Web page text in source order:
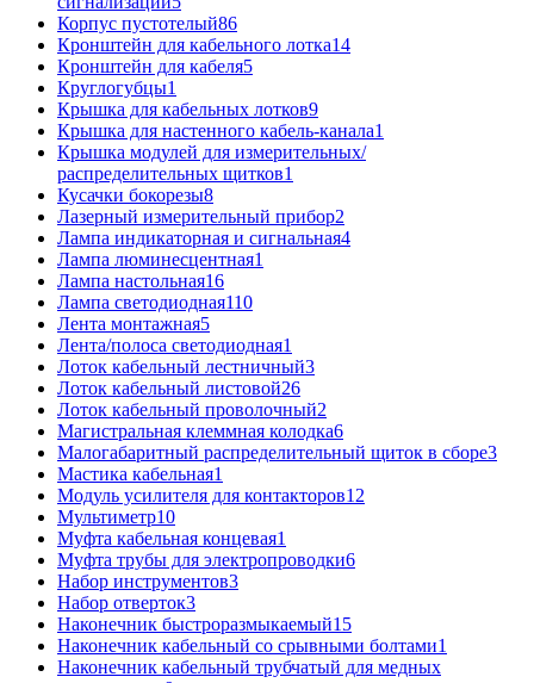
Корпус пустотелый86
Кронштейн для кабельного лотка14
Кронштейн для кабеля5
Круглогубцы1
Крышка для кабельных лотков9
Крышка для настенного кабель-канала1
Крышка модулей для измерительных/
распределительных щитков1
Кусачки бокорезы8
Лазерный измерительный прибор2
Лампа индикаторная и сигнальная4
Лампа люминесцентная1
Лампа настольная16
Лампа светодиодная110
Лента монтажная5
Лента/полоса светодиодная1
Лоток кабельный лестничный3
Лоток кабельный листовой26
Лоток кабельный проволочный2
Магистральная клеммная колодка6
Малогабаритный распределительный щиток в сборе3
Мастика кабельная1
Модуль усилителя для контакторов12
Мультиметр10
Муфта кабельная концевая1
Муфта трубы для электропроводки6
Набор инструментов3
Набор отверток3
Наконечник быстроразмыкаемый15
Наконечник кабельный со срывными болтами1
Наконечник кабельный трубчатый для медных